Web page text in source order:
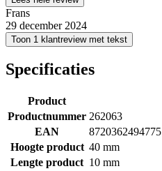
Frans
29 december 2024
Toon 1 klantreview met tekst
Specificaties
Product
Productnummer 262063
EAN
8720362494775
Hoogte product 40 mm
Lengte product 10 mm